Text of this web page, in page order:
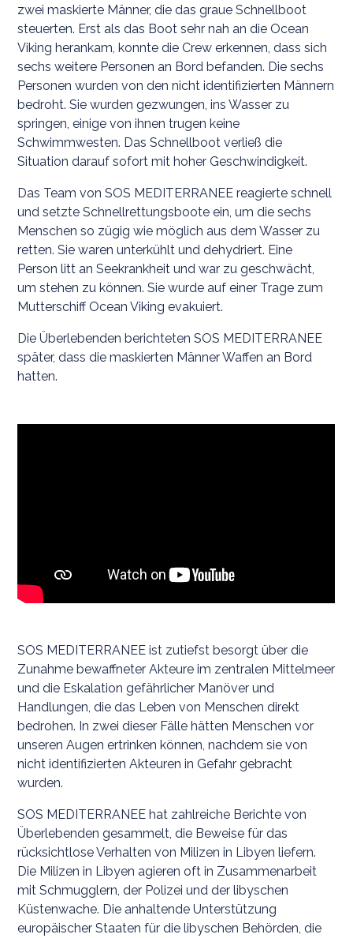
zwei maskierte Männer, die das graue Schnellboot
steuerten. Erst als das Boot sehr nah an die Ocean
Viking herankam, konnte die Crew erkennen, dass sich
sechs weitere Personen an Bord befanden. Die sechs
Personen wurden von den nicht identifizierten Männern
bedroht. Sie wurden gezwungen, ins Wasser zu
springen, einige von ihnen trugen keine
Schwimmwesten. Das Schnellboot verließ die
Situation darauf sofort mit hoher Geschwindigkeit.
Das Team von SOS MEDITERRANEE reagierte schnell
und setzte Schnellrettungsboote ein, um die sechs
Menschen so zügig wie möglich aus dem Wasser zu
retten. Sie waren unterkühlt und dehydriert. Eine
Person litt an Seekrankheit und war zu geschwächt,
um stehen zu können. Sie wurde auf einer Trage zum
Mutterschiff Ocean Viking evakuiert.
Die Überlebenden berichteten SOS MEDITERRANEE
später, dass die maskierten Männer Waffen an Bord
hatten.
SOS MEDITERRANEE ist zutiefst besorgt über die
Zunahme bewaffneter Akteure im zentralen Mittelmeer
und die Eskalation gefährlicher Manöver und
Handlungen, die das Leben von Menschen direkt
bedrohen. In zwei dieser Fälle hätten Menschen vor
unseren Augen ertrinken können, nachdem sie von
nicht identifizierten Akteuren in Gefahr gebracht
wurden.
SOS MEDITERRANEE hat zahlreiche Berichte von
Überlebenden gesammelt, die Beweise für das
rücksichtlose Verhalten von Milizen in Libyen liefern.
Die Milizen in Libyen agieren oft in Zusammenarbeit
mit Schmugglern, der Polizei und der libyschen
Küstenwache. Die anhaltende Unterstützung
europäischer Staaten für die libyschen Behörden, die